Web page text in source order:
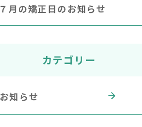
７月の矯正日のお知らせ
カテゴリー
お知らせ